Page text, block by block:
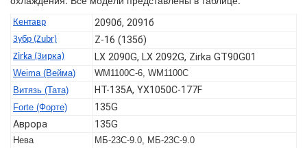
Кентавр 2090б, 2091б
Зубр (Zubr) Z-16 (135б)
Zirka (Зирка) LX 2090G, LX 2092G, Zirka GT90G01
Weima (Вейма)
WM1100C-6, WM1100C
Витязь (Тата)
HT-135А, YX1050C-177F
Forte (Форте)
135G
Аврора
135G
Нева МБ-23С-9.0, МБ-23С-9.0